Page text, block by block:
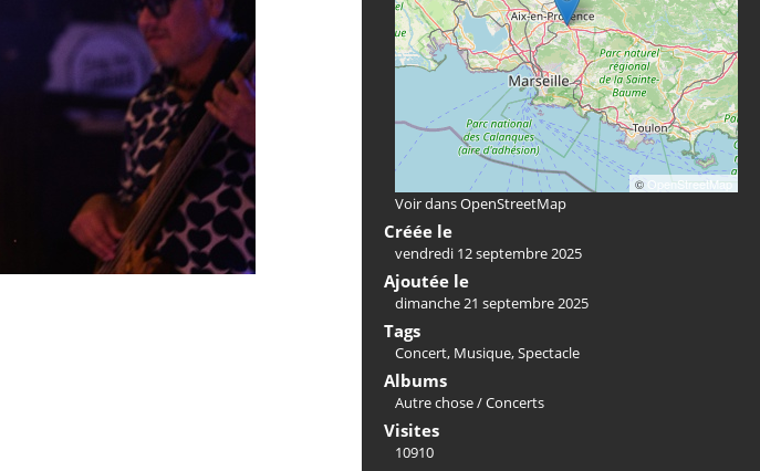
© OpenStreetMap
Voir dans OpenStreetMap
Créée le
vendredi 12 septembre 2025
Ajoutée le
dimanche 21 septembre 2025
Tags
Concert, Musique,Spectacle
Albums
Autre chose/Concerts
Visites
10910